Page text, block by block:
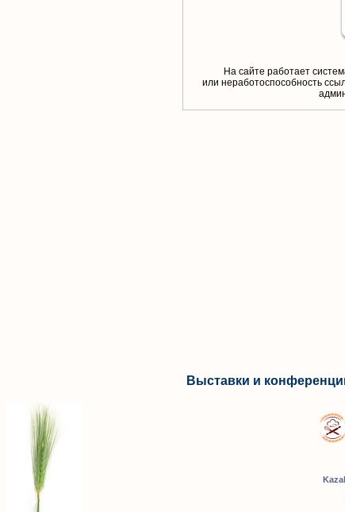
На сайте работает
или неработоспособность
Выставки и